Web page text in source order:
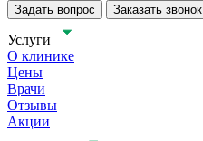
Задать вопрос Заказать звонок
Услуги
О клинике
Цены
Врачи
Отзывы
Акции